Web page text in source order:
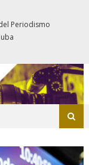
Periodismo